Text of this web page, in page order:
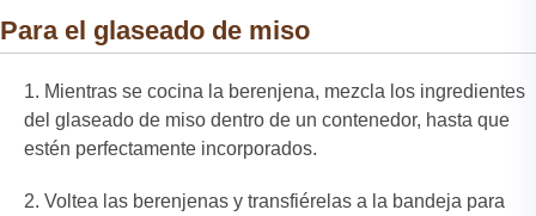
Para el glaseado de miso
Mientras se cocina la berenjena, mezcla los ingredientes
del glaseado de miso dentro de un contenedor, hasta que
estén perfectamente incorporados.
Voltea las berenjenas y transfiérelas a la bandeja para